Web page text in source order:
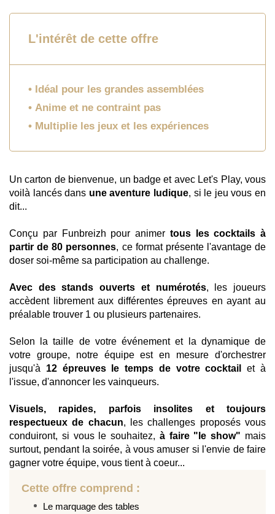
L'intérêt de cette offre
Idéal pour les grandes assemblées
Anime et ne contraint pas
Multiplie les jeux et les expériences
Un carton de bienvenue, un badge et avec Let's Play, vous
voilà lancés dans une aventure ludique, si le jeu vous en
dit...
Conçu par Funbreizh pour animer tous les cocktails à
partir de 80 personnes, ce format présente l'avantage de
doser soi-même sa participation au challenge.
Avec des stands ouverts et numérotés, les joueurs
accèdent librement aux différentes épreuves en ayant au
préalable trouver 1 ou plusieurs partenaires.
Selon la taille de votre événement et la dynamique de
votre groupe, notre équipe est en mesure d'orchestrer
jusqu'à 12 épreuves le temps de votre cocktail
et à
l'issue, d'annoncer les vainqueurs.
Visuels, rapides, parfois insolites et toujours
respectueux de chacun, les challenges proposés vous
conduiront, si vous le souhaitez, à faire "le show" mais
surtout, pendant la soirée, à vous amuser si l'envie de faire
gagner votre équipe, vous tient à coeur...
Cette offre comprend :
Le marquage des tables